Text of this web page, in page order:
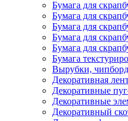
Бумага для
Бумага для
Бумага для
Бумага для
Бумага для
Бумага
Вырубки,
Декоративная
Декоративные
Декоративные
Декоративный